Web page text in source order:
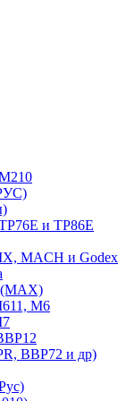
и TP86E
MACH и Godex
(MAX)
M6
BBP72 и др)